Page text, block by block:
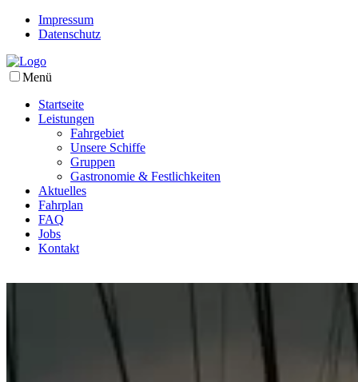
Impressum
Datenschutz
Menü
Startseite
Leistungen
Fahrgebiet
Unsere Schiffe
Gruppen
Gastronomie & Festlichkeiten
Aktuelles
Fahrplan
FAQ
Jobs
Kontakt